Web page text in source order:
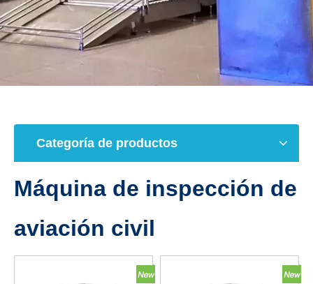
Categoría de productos
Máquina de inspección de
aviación civil